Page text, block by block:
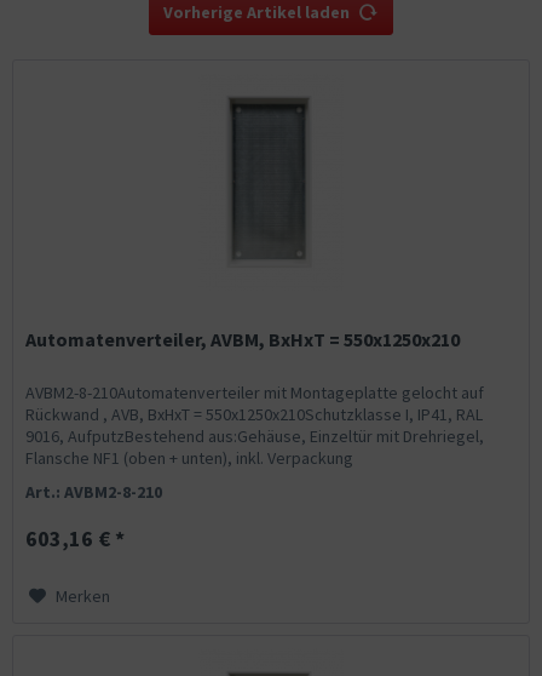
Vorherige Artikel laden
Automatenverteiler, AVBM, BxHxT = 550x1250x210
AVBM2-8-210Automatenverteiler mit Montageplatte gelocht auf
Rückwand , AVB, BxHxT = 550x1250x210Schutzklasse I, IP41, RAL
9016, AufputzBestehend aus:Gehäuse, Einzeltür mit Drehriegel,
Flansche NF1 (oben + unten), inkl. Verpackung
Art.: AVBM2-8-210
603,16 € *
Merken